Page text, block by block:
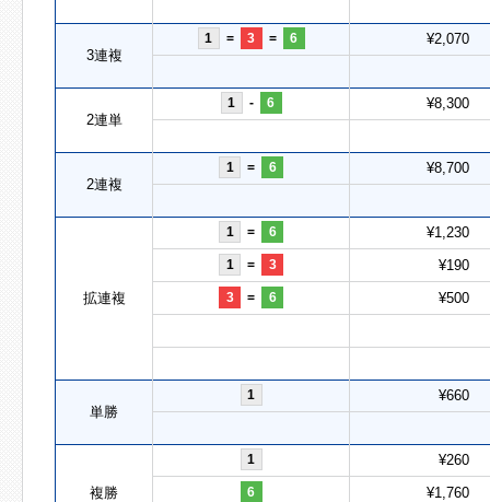
3連複
1 = 3 = 6 ¥2,070
2連単
1 - 6 ¥8,300
2連複
1 = 6 ¥8,700
拡連複
1 = 6 ¥1,230
1 = 3 ¥190
3 = 6 ¥500
単勝
1 ¥660
複勝
1 ¥260
6 ¥1,760